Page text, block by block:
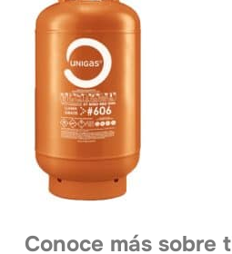
Conoce más sobre